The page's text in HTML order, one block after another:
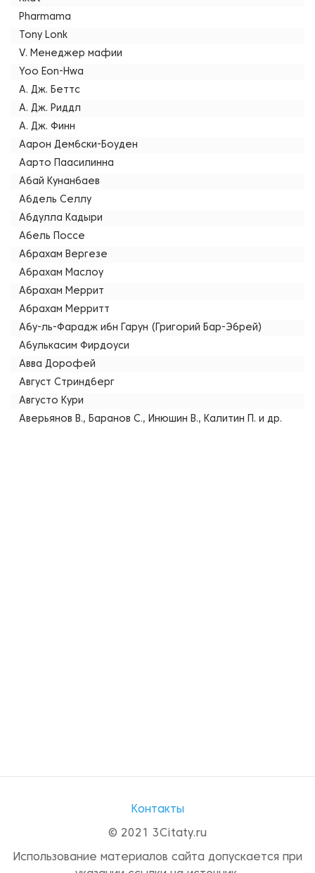
Pharmama
Tony Lonk
V. Менеджер мафии
Yoo Eon-Hwa
А. Дж. Беттс
А. Дж. Риддл
А. Дж. Финн
Аарон Дембски-Боуден
Аарто Паасилинна
Абай Кунанбаев
Абдель Селлу
Абдулла Кадыри
Абель Поссе
Абрахам Вергезе
Абрахам Маслоу
Абрахам Меррит
Абрахам Мерритт
Абу-ль-Фарадж ибн Гарун (Григорий Бар-Эбрей)
Абулькасим Фирдоуси
Авва Дорофей
Август Стриндберг
Августо Кури
Аверьянов В., Баранов С., Инюшин В., Калитин П. и др.
Контакты
© 2021 3Citaty.ru
Использование материалов сайта допускается при